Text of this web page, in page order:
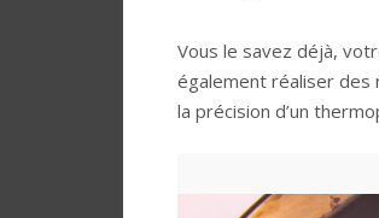
Vous le savez déjà,
également réaliser
la précision d’un